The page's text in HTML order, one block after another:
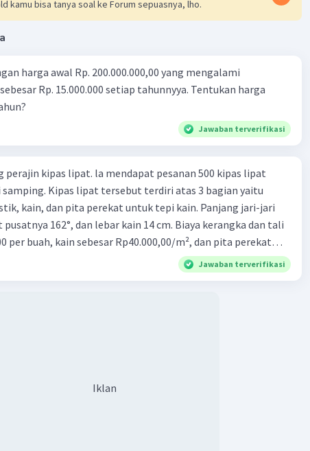
kamu bisa tanya soal ke Forum sepuasnya, lho.
harga awal Rp. 200.000.000,00 yang mengalami
Rp. 15.000.000 setiap tahunnyya. Tentukan harga
Jawaban terverifikasi
perajin kipas lipat. la mendapat pesanan 500 kipas lipat
Kipas lipat tersebut terdiri atas 3 bagian yaitu
kain, dan pita perekat untuk tepi kain. Panjang jari-jari
pusatnya 162°, dan lebar kain 14 cm. Biaya kerangka dan tali
per buah, kain sebesar Rp40.000,00/m², dan pita perekat
tersebut dijual dengan harga Rp6.500,00 per buah. Tentukan
diperoleh Bu Ambar.
Jawaban terverifikasi
Iklan